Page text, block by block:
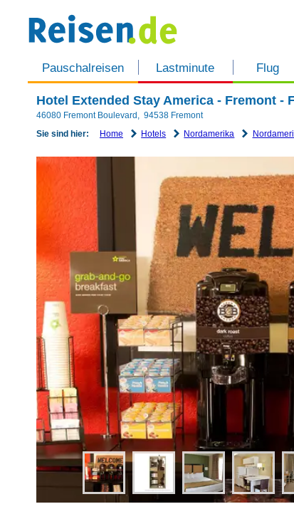
Pauschalreisen Lastminute Flug
Hotel Extended Stay America - Fremont -
46080 Fremont Boulevard , 94538 Fremont
Sie sind hier:
Home Hotels Nordamerika